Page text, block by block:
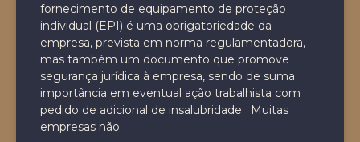
fornecimento de equipamento de proteção
individual (EPI) é uma obrigatoriedade da
empresa, prevista em norma regulamentadora,
mas também um documento que promove
segurança jurídica à empresa, sendo de suma
importância em eventual ação trabalhista com
pedido de adicional de insalubridade. Muitas
empresas não